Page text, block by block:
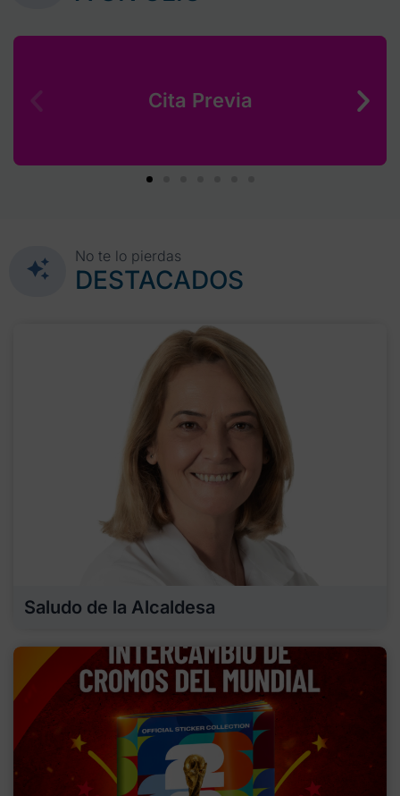
Cita Previa
No te lo pierdas
DESTACADOS
Saludo de la Alcaldesa